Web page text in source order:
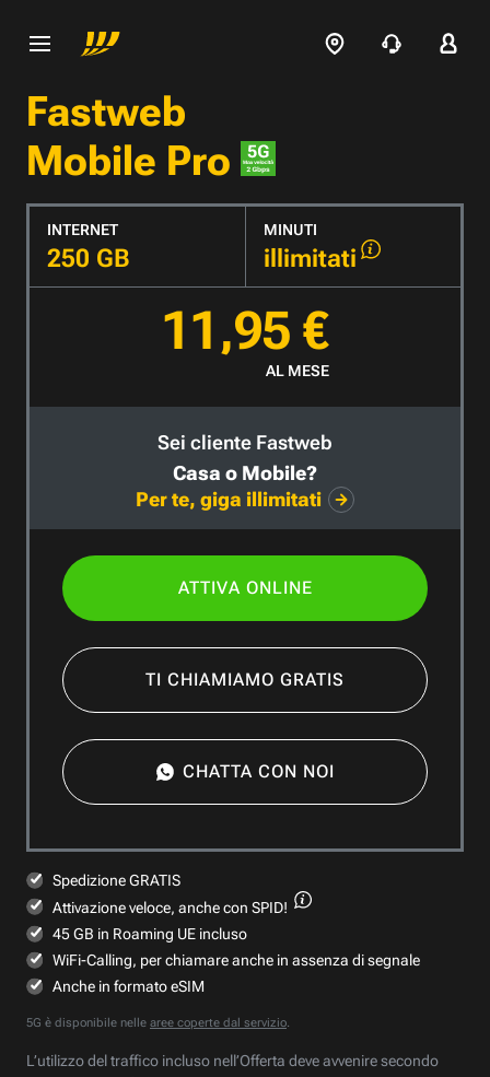
Fastweb
Mobile Pro
INTERNET
250 GB
MINUTI
illimitati
11,95 €
AL MESE
Sei cliente Fastweb
Casa o Mobile?
Per te, giga illimitati
ATTIVA ONLINE
TI CHIAMIAMO GRATIS
CHATTA CON NOI
Spedizione GRATIS
Attivazione veloce, anche con SPID!
45 GB in Roaming UE incluso
WiFi-Calling, per chiamare anche in assenza di segnale
Anche in formato eSIM
5G è disponibile nelle aree coperte dal servizio.
L’utilizzo del traffico incluso nell’Offerta deve avvenire secondo